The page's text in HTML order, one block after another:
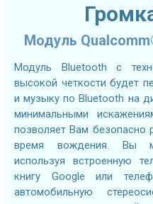
Модуль
Модуль Bluetooth с
высокой четкости будет
и музыку по Bluetooth на
минимальными
позволяет Вам безопасно
время вождения. Вы
используя встроенную
книгу Google или
автомобильную